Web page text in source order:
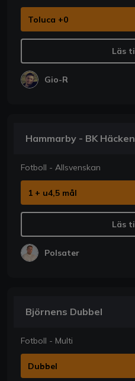
Toluca +0
Läs
Gio-R
Hammarby - BK Häcken
Fotboll - Allsvenskan
1 + u4,5 mål
Läs
Polsater
Björnens Dubbel
Fotboll - Multi
Dubbel